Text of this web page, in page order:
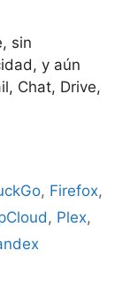
sin
y aún
Chat, Drive,
, Firefox,
, Plex,